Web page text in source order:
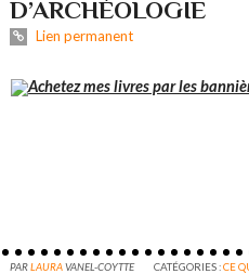
D’ARCHÉOLOGIE
Lien permanent
Achetez mes livres par les
PARLAURAVANEL-COYTTE CATÉGORIES :CE